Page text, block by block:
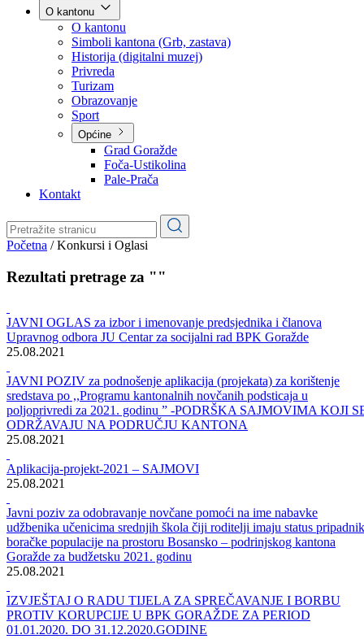
Dokument okvirnog budžeta 2024-2026
Planovi
Značajni dokumenti
O kantonu
O kantonu
Simboli kantona (Grb, zastava)
Historija (digitalni muzej)
Privreda
Turizam
Obrazovanje
Općine
Pale-Prača
Kontakt
Konkursi i Oglasi
Rezultati pretrage za ""